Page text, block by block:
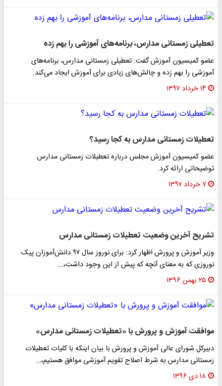
تعطیلی زمستانی مدارس، برنامه‌های آموزشی را بهم زده
عضو کمیسیون آموزش گفت: تعطیلی زمستانی مدارس، برنامه‌های
آموزشی را بهم زده و چالش‌های زیادی برای آموزش ایجاد می‌کند.
۱۴ خرداد ۱۳۹۷
تعطیلات زمستانی مدارس به کجا رسید؟
عضو کمیسیون آموزش مجلس درباره تعطیلات زمستانی مدارس
توضیحاتی ارائه کرد.
۷ خرداد ۱۳۹۷
تشریح آخرین وضعیت تعطیلات زمستانی مدارس
وزیر آموزش و پرورش اظهار کرد: برای نوروز سال ۹۷ دانش‌آموزان پیک
نوروزی که به معنای آنچه که پیش از این وجود داشت،…
۲۵ بهمن ۱۳۹۶
موافقت آموزش و پرورش با «تعطیلات زمستانی مدارس»
دبیرکل شورای عالی آموزش و پرورش با بیان اینکه با کلیات تعطیلات
زمستانی مدارس به شرط اصلاح تقویم آموزشی موافق هستیم،…
۱۸ دی ۱۳۹۶